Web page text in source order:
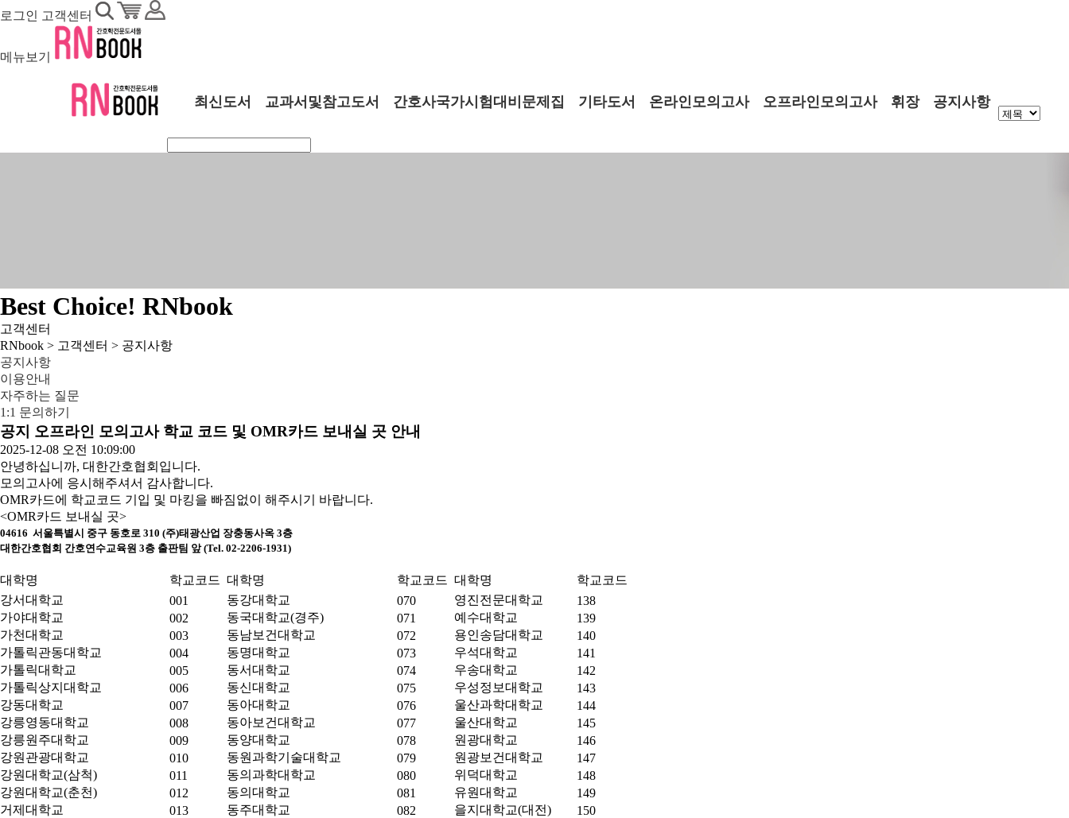
로그인 고객센터
메뉴보기
최신도서 교과서및참고도서 간호사국가시험대비문제집 기타도서 온라인모의고사 오프라인모의고사 휘장 공지사항
Best Choice! RNbook
고객센터
RNbook > 고객센터 > 공지사항
공지사항
이용안내
자주하는 질문
1:1 문의하기
공지 오프라인 모의고사 학교 코드 및 OMR카드 보내실 곳 안내
2025-12-08 오전 10:09:00
안녕하십니까, 대한간호협회입니다.
모의고사에 응시해주셔서 감사합니다.
OMR카드에 학교코드 기입 및 마킹을 빠짐없이 해주시기 바랍니다.
<OMR카드 보내실 곳>
04616 서울특별시 중구 동호로 310 (주)태광산업 장충동사옥 3층
대한간호협회 간호연수교육원 3층 출판팀 앞 (Tel. 02-2206-1931)
대학명 학교코드 대학명 학교코드 대학명
학교코드
강서대학교
001 동강대학교 070 영진전문대학교
138
가야대학교
002 동국대학교(경주) 071 예수대학교
139
가천대학교
003 동남보건대학교 072 용인송담대학교
140
가톨릭관동대학교
004 동명대학교 073 우석대학교
141
가톨릭대학교
005 동서대학교 074 우송대학교
142
가톨릭상지대학교
006 동신대학교 075 우성정보대학교
143
강동대학교
007 동아대학교 076 울산과학대학교
144
강릉영동대학교
008 동아보건대학교 077 울산대학교
145
강릉원주대학교
009 동양대학교 078 원광대학교
146
강원관광대학교
010 동원과학기술대학교 079 원광보건대학교
147
강원대학교(삼척)
011 동의과학대학교 080 위덕대학교
148
강원대학교(춘천)
012 동의대학교 081 유원대학교
149
거제대학교
013 동주대학교 082 을지대학교(대전)
150